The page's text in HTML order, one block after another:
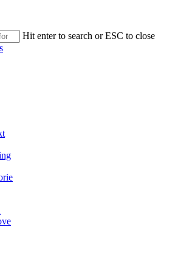
Hit enter to search or ESC to close